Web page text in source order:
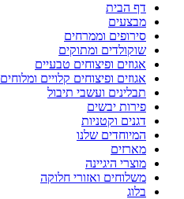
דף הבית
מבצעים
סירופים וממרחים
שוקולדים ומתוקים
אגוזים ופיצוחים טבעיים
אגוזים ופיצוחים קלויים ומלוחים
תבלינים ועשבי תיבול
פירות יבשים
דגנים וקטניות
המיוחדים שלנו
מארזים
מוצרי היגיינה
משלוחים ואזורי חלוקה
בלוג